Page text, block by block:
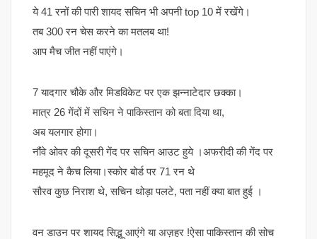
ये 41 रनों की पारी शायद सचिन भी अपनी top 10 में रखेंगे।
तब 300 रन चेस करने का मतलब था!
आप मैच जीत नहीं पाएंगे।
7 यादगार चौके और मिडविकेट पर एक झन्नाटेदार छक्का।
मात्र 26 गेंदों में सचिन ने पाकिस्तान को बता दिया था,
अब यलगार होगा।
नौंवे ओवर की दूसरी गेंद पर सचिन आउट हुये ।अफरीदी की गेंद पर
महमूद ने कैच लिया।स्कोर बोर्ड पर 71 रन थे
सौरव कुछ निराश थे, सचिन थोड़ा पलटे, पता नहीं क्या बात हुई ।
वन डाउन पर शायद सिद्भू आएंगे या अज़हर !ऐसा पाकिस्तान की सोच